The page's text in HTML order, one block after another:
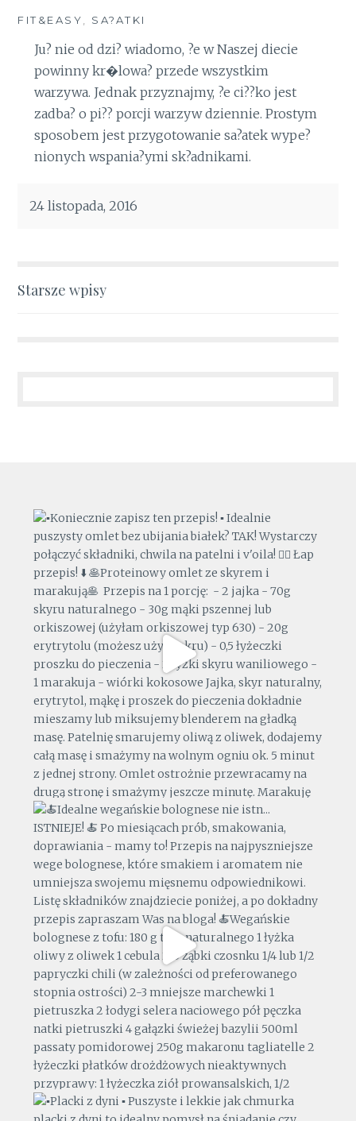
FIT&EASY, SA?ATKI
Ju? nie od dzi? wiadomo, ?e w Naszej diecie
powinny kr�lowa? przede wszystkim
warzywa. Jednak przyznajmy, ?e ci??ko jest
zadba? o pi?? porcji warzyw dziennie. Prostym
sposobem jest przygotowanie sa?atek wype?
nionych wspania?ymi sk?adnikami.
24 listopada, 2016
Nawigacja
Starsze wpisy